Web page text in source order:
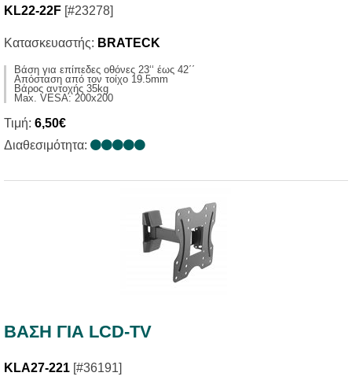
KL22-22F [#23278]
Κατασκευαστής: BRATECK
Βάση για επίπεδες οθόνες 23‘‘ έως 42΄΄
Απόσταση από τον τοίχο 19.5mm
Βάρος αντοχής 35kg
Max. VESA: 200x200
Τιμή: 6,50€
Διαθεσιμότητα:
ΒΑΣΗ ΓΙΑ LCD-TV
KLA27-221 [#36191]